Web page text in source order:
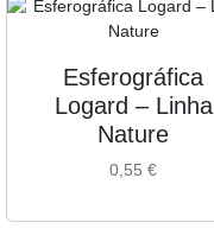
Esferográfica
Logard – Linha
Nature
0,55 €